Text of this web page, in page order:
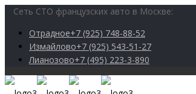
Сеть СТО французских авто в Москве:
Отрадное+7 (925) 748-88-52
Измайлово+7 (925) 543-51-27
Лианозово+7 (495) 223-3-890